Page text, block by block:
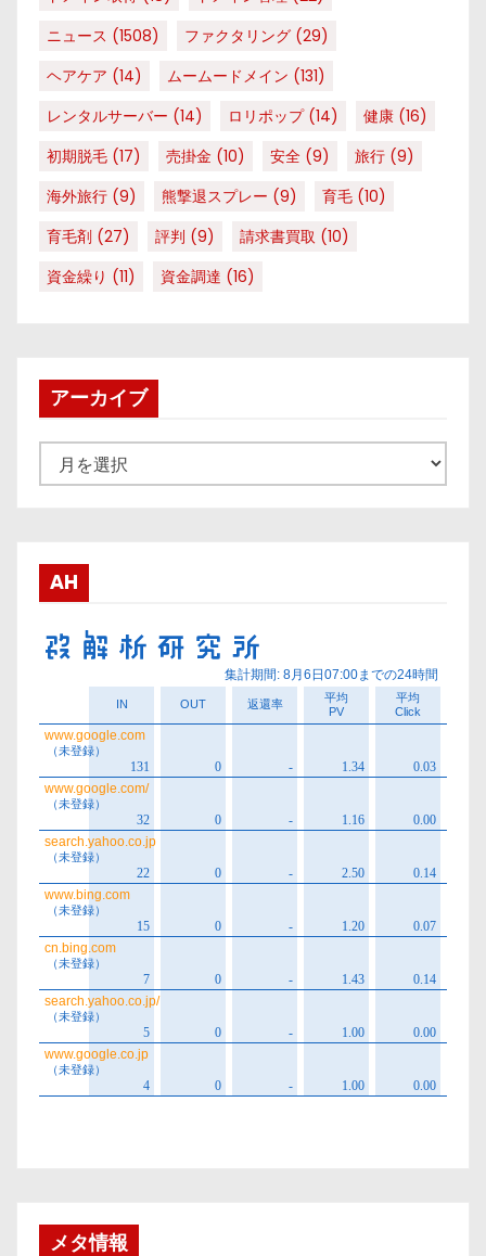
ニュース (1508) ファクタリング (29)
ヘアケア (14) ムームードメイン (131)
レンタルサーバー (14) ロリポップ(14) 健康 (16)
初期脱毛 (17) 売掛金 (10) 安全 (9) 旅行 (9)
海外旅行 (9) 熊撃退スプレー (9) 育毛 (10)
育毛剤 (27) 評判 (9) 請求書買取 (10)
資金繰り (11) 資金調達 (16)
アーカイブ
ー
ブ
AH
メタ情報